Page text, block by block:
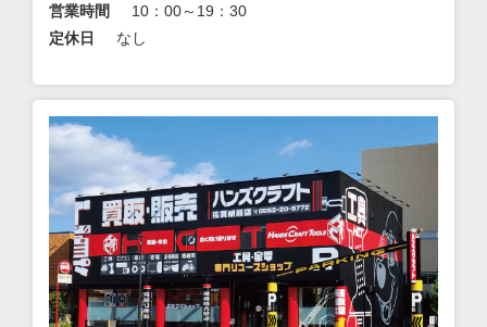
営業時間
10：00～19：30
定休日
なし